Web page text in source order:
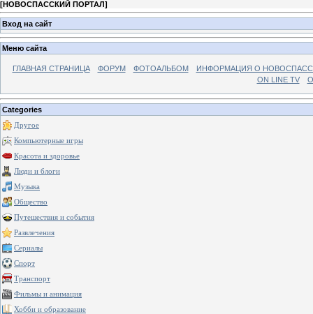
[НОВОСПАССКИЙ ПОРТАЛ]
Вход на сайт
Меню сайта
ГЛАВНАЯ СТРАНИЦА ФОРУМ ФОТОАЛЬБОМ
ИНФОРМАЦИЯ О
ON LINE TV
Categories
Другое
Компьютерные игры
Красота и здоровье
Люди и блоги
Музыка
Общество
Путешествия и события
Развлечения
Сериалы
Спорт
Транспорт
Фильмы и анимация
Хобби и образование